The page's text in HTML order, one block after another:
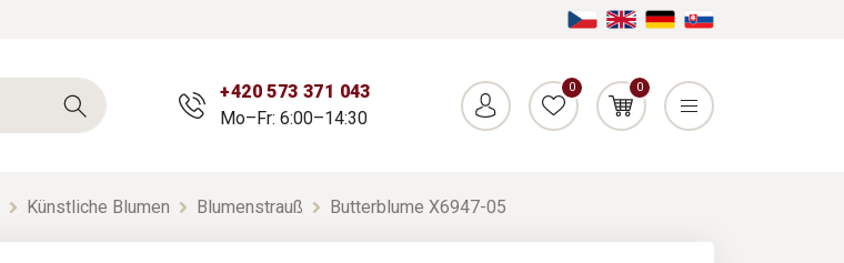
+420 573 371 043
Mo–Fr: 6:00–14:30
0 0
Künstliche Blumen Blumenstrauß Butterblume X6947-05